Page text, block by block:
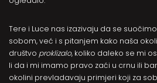
Tere i Luce nas izazivaju da se
sobom, već i s pitanjem kako naša
društvo proklizalo, koliko daleko se mi
li da i mi imamo pravo zaći u crnu ili
okolini prevladavaju primjeri koji za